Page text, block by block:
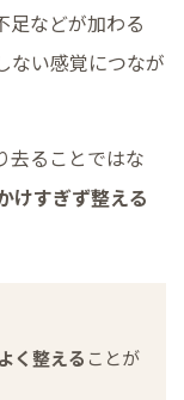
足などが加わる
ない感覚につなが
去ることではな
けすぎず整える
く整える ことが